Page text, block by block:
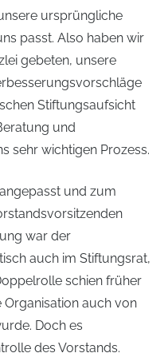
ursprüngliche
passt. Also haben wir
gebeten, unsere
Stiftungsaufsicht
und
sehr wichtigen Prozess.
und zum
war der
auch im Stiftungsrat,
schien früher
Organisation auch von
Doch es
des Vorstands.